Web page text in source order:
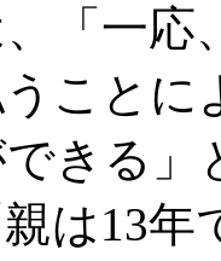
「一応
ことに
きる」
は13年